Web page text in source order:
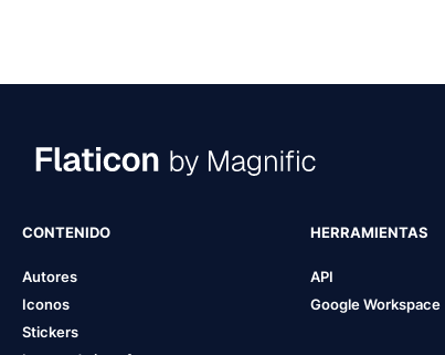
CONTENIDO
Autores
Iconos
Stickers
HERRAMIENTAS
API
Google Workspace